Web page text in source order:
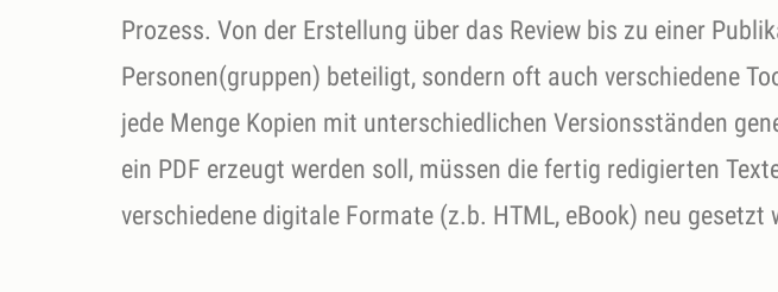
Prozess. Von der Erstellung über das Review bis zu einer
Personen(gruppen) beteiligt, sondern oft auch verschiedene
jede Menge Kopien mit unterschiedlichen Versionsständen
ein PDF erzeugt werden soll, müssen die fertig redigierten
verschiedene digitale Formate (z.b. HTML, eBook) neu gesetzt